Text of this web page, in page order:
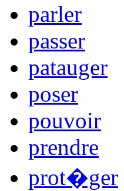
parler
passer
patauger
poser
pouvoir
prendre
prot�ger